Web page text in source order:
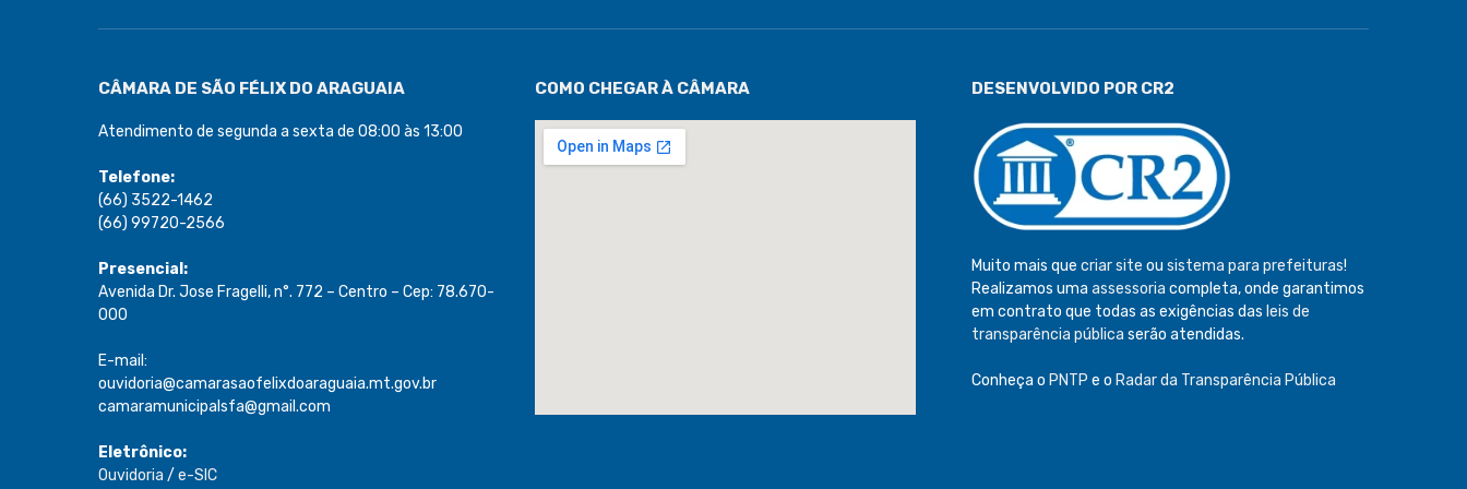
CÂMARA DE SÃO FÉLIX DO ARAGUAIA
Atendimento de segunda a sexta de 08:00 às 13:00
Telefone:
(66) 3522-1462
(66) 99720-2566
Presencial:
Avenida Dr. Jose Fragelli, n°. 772 – Centro – Cep: 78.670-
000
E-mail:
ouvidoria@camarasaofelixdoaraguaia.mt.gov.br
camaramunicipalsfa@gmail.com
Eletrônico:
Ouvidoria / e-SIC
COMO CHEGAR À CÂMARA DESENVOLVIDO POR CR2
Muito mais que criar site ou sistema para prefeituras!
Realizamos uma assessoria completa, onde garantimos
em contrato que todas as exigências das leis de
transparência pública serão atendidas.
Conheça o PNTP e o Radar da Transparência Pública